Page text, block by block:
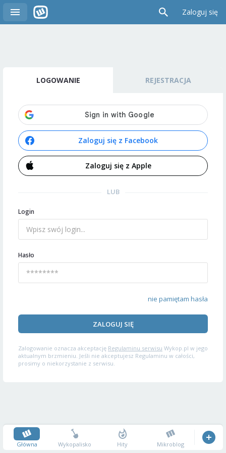
Zaloguj się
LOGOWANIE REJESTRACJA
Zaloguj się z Facebook
Zaloguj się z Apple
LUB
Login
Hasło
nie pamiętam hasła
ZALOGUJ SIĘ
Zalogowanie oznacza akceptację Regulaminu serwisu Wykop.pl w jego
aktualnym brzmieniu. Jeśli nie akceptujesz Regulaminu w całości,
prosimy o niekorzystanie z serwisu.
Główna Wykopalisko Hity Mikroblog